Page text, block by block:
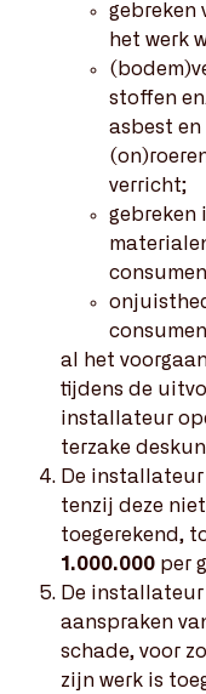
gebreken
het werk
stoffen
asbest
verricht;
gebreken
al het
tijdens de
installateur
terzake
De
tenzij deze
toegerekend,
1.000.000 per
De
aanspraken
schade, voor
zijn werk is